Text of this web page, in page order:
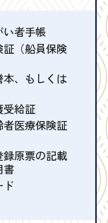
い者手帳
（船員保険
本、もしくは
受給証
医療保険証
原票の記載
書
ド